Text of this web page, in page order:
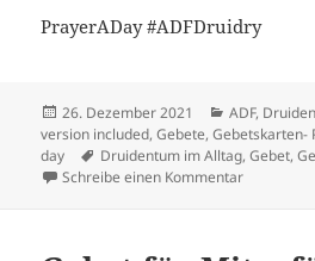
PrayerADay #ADFDruidry
Veröffentlicht
am
26. Dezember 2021 Kategorien
ADF,
version included,Gebete,Gebetskarten-
day
Schlagwörter
Druidentum im Alltag,Gebet,
Schreibe einen Kommentarzu An den